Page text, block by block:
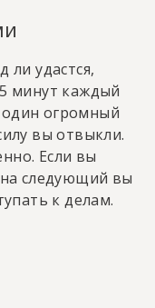
ли удастся,
минут каждый
один огромный
вы отвыкли.
Если вы
следующий вы
к делам.